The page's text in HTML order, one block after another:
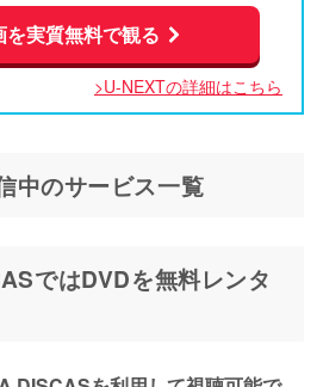
を実質無料で観る
>U-NEXTの詳細はこちら
中のサービス一覧
ではDVDを無料レンタ